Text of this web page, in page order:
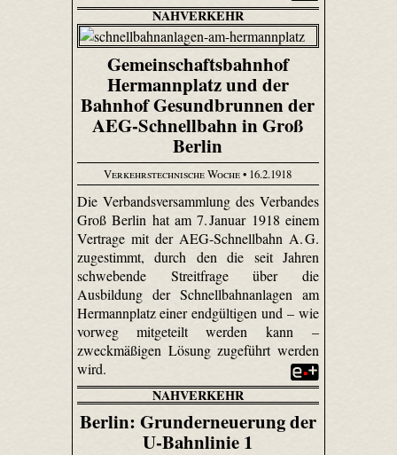
NAHVERKEHR
Gemeinschaftsbahnhof
Hermannplatz und der
Bahnhof Gesundbrunnen der
AEG-Schnellbahn in Groß
Berlin
Verkehrstechnische Woche• 16.2.1918
Die Verbandsversammlung des Verbandes
Groß Berlin hat am 7. Januar 1918 einem
Vertrage mit der AEG-Schnellbahn A. G.
zugestimmt, durch den die seit Jahren
schwebende Streitfrage über die
Ausbildung der Schnellbahnanlagen am
Hermannplatz einer endgültigen und – wie
vorweg mitgeteilt werden kann –
zweckmäßigen Lösung zugeführt werden
wird.
NAHVERKEHR
Berlin: Grunderneuerung der
U-Bahnlinie 1